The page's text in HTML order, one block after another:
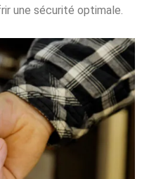
une sécurité optimale.